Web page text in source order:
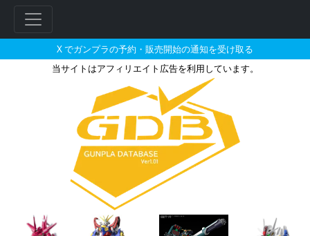
X でガンプラの予約・販売開始の通知を受け取る
当サイトはアフィリエイト広告を利用しています。
エラン・ケレスが搭乗した機体